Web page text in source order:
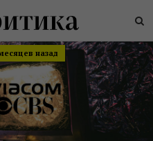
назад